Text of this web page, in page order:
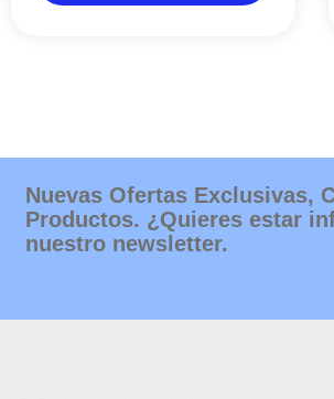
Nuevas Ofertas Exclusivas,
Productos. ¿Quieres estar
nuestro newsletter.